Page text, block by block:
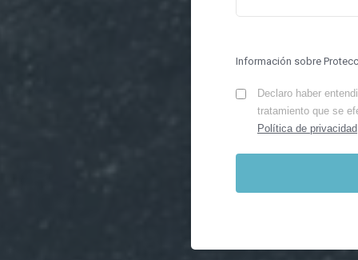
Información sobre
Declaro haber
tratamiento que se
Política de privacidad